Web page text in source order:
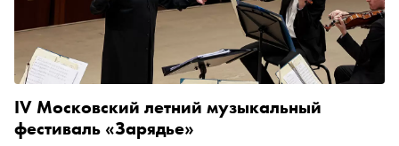
IV Московский летний музыкальный
фестиваль «Зарядье»